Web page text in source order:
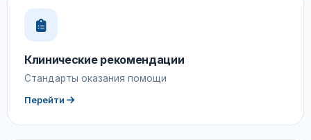
Клинические рекомендации
Стандарты оказания помощи
Перейти